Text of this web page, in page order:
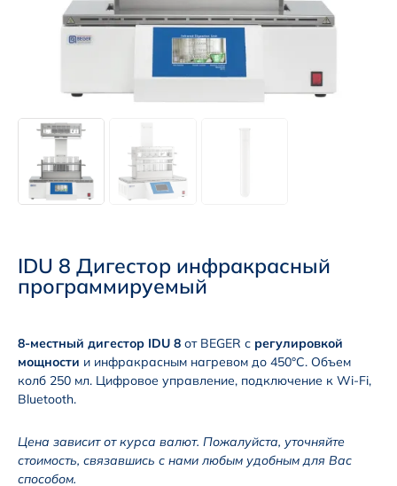
IDU 8 Дигестор инфракрасный
программируемый
8-местный дигестор IDU 8 от BEGER с регулировкой
мощности и инфракрасным нагревом до 450°C. Объем
колб 250 мл. Цифровое управление, подключение к Wi-Fi,
Bluetooth.
Цена зависит от курса валют. Пожалуйста, уточняйте
стоимость, связавшись с нами любым удобным для Вас
способом.